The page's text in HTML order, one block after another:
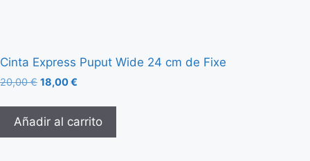
Cinta Express Puput Wide 24 cm de Fixe
20,00€ 18,00€
Añadir al carrito